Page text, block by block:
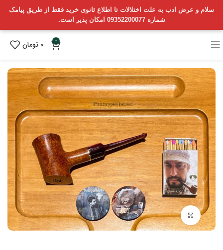
سلام و عرض ادب به علت اختلالات تا اطلاع ثانوی خرید فقط از طریق پیامک
شماره 09352200077 امکان پذیر است.
0
0 تومان
بزرگنمایی تصویر